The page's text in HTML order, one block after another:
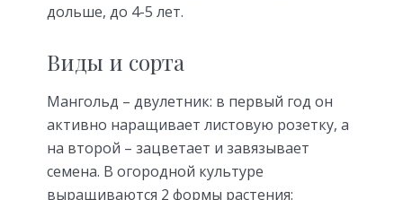
дольше, до 4-5 лет.
Виды и сорта
Мангольд – двулетник: в первый год он
активно наращивает листовую розетку, а
на второй – зацветает и завязывает
семена. В огородной культуре
выращиваются 2 формы растения: